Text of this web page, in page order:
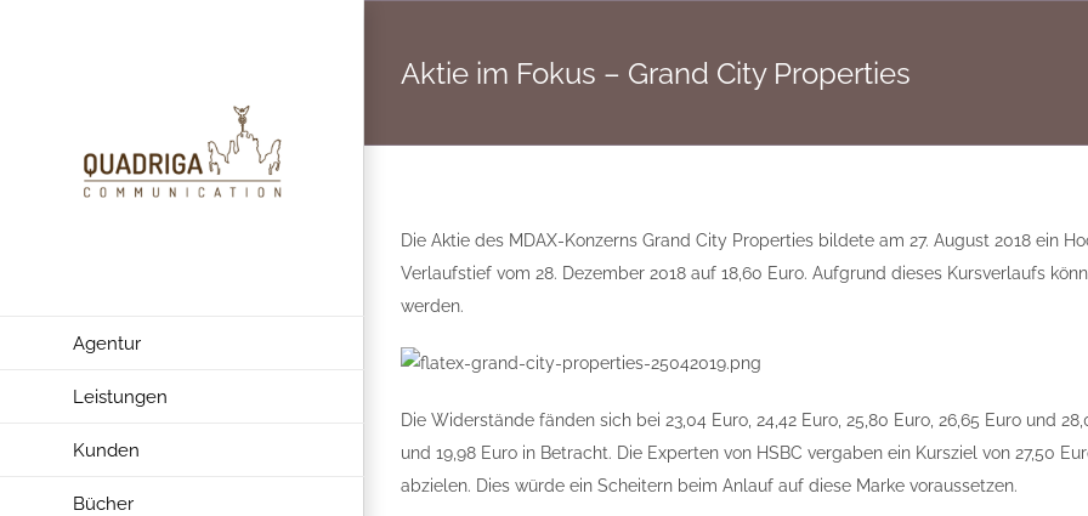
Agentur
Leistungen
Kunden
Bücher
Aktie im Fokus – Grand City Properties
Die Aktie des MDAX-Konzerns Grand City Properties bildete am 27. August 2018 ein
Verlaufstief vom 28. Dezember 2018 auf 18,60 Euro. Aufgrund dieses Kursverlaufs
werden.
Die Widerstände fänden sich bei 23,04 Euro, 24,42 Euro, 25,80 Euro, 26,65 Euro und
und 19,98 Euro in Betracht. Die Experten von HSBC vergaben ein Kursziel von 27,50
abzielen. Dies würde ein Scheitern beim Anlauf auf diese Marke voraussetzen.